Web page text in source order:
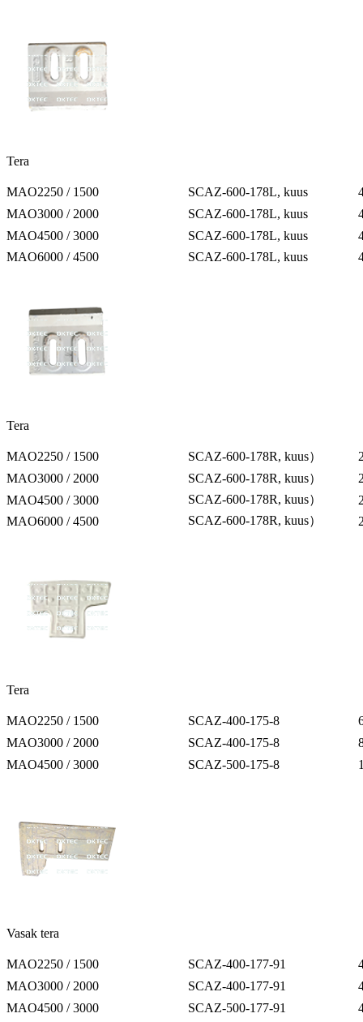
Tera
MAO2250 / 1500 SCAZ-600-178L, kuus
MAO3000 / 2000
SCAZ-600-178L, kuus
MAO4500 / 3000
SCAZ-600-178L, kuus
MAO6000 / 4500
SCAZ-600-178L, kuus
Tera
MAO2250 / 1500 SCAZ-600-178R, kuus）
MAO3000 / 2000
SCAZ-600-178R, kuus）
MAO4500 / 3000
SCAZ-600-178R, kuus）
MAO6000 / 4500
SCAZ-600-178R, kuus）
Tera
MAO2250 / 1500 SCAZ-400-175-8
MAO3000 / 2000
SCAZ-400-175-8
MAO4500 / 3000
SCAZ-500-175-8
Vasak tera
MAO2250 / 1500 SCAZ-400-177-91
MAO3000 / 2000
SCAZ-400-177-91
MAO4500 / 3000
SCAZ-500-177-91